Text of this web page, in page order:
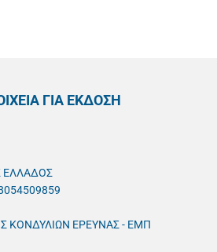
ΓΙΑ ΕΚΔΟΣΗ
ΕΛΛΑΔΟΣ
ΚΟΝΔΥΛΙΩΝ ΕΡΕΥΝΑΣ - ΕΜΠ